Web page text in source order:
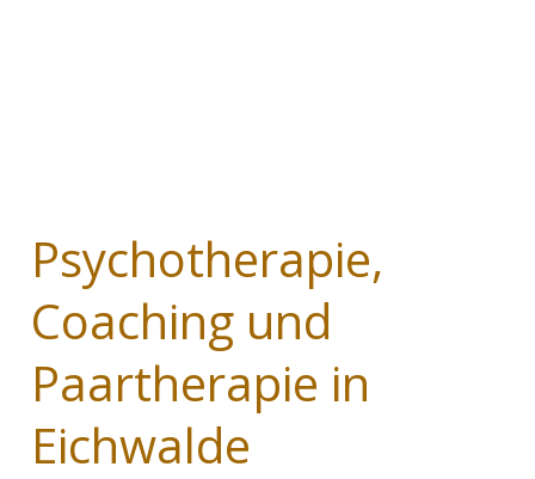
Psychotherapie,
Coaching und
Paartherapie in
Eichwalde